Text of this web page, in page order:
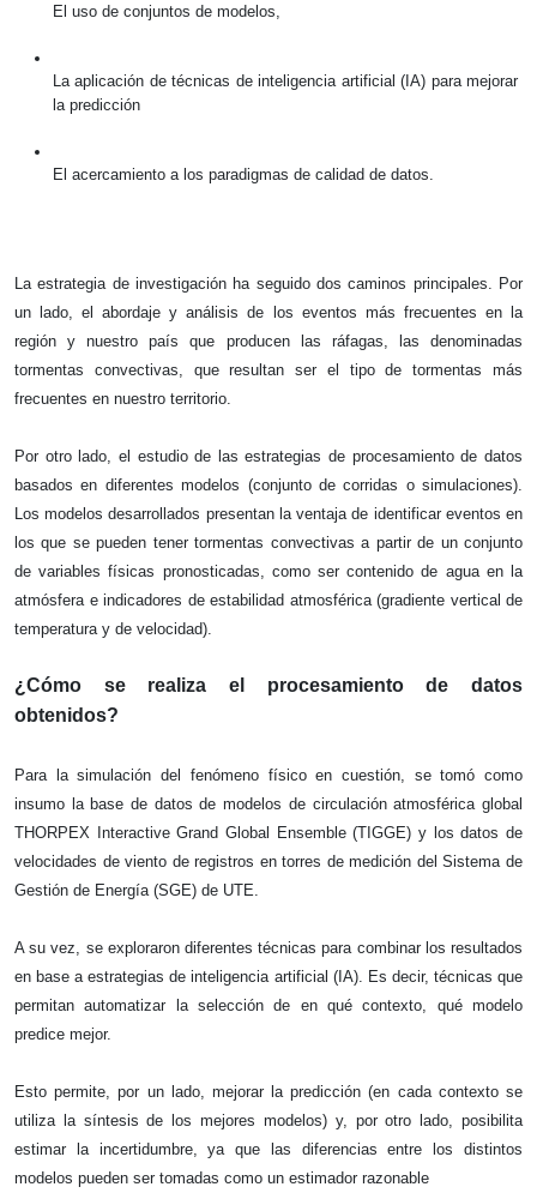
El uso de conjuntos de modelos,
La aplicación de técnicas de inteligencia artificial (IA) para mejorar
la predicción
El acercamiento a los paradigmas de calidad de datos.
La estrategia de investigación ha seguido dos caminos principales. Por
un lado, el abordaje y análisis de los eventos más frecuentes en la
región y nuestro país que producen las ráfagas, las denominadas
tormentas convectivas, que resultan ser el tipo de tormentas más
frecuentes en nuestro territorio.
Por otro lado, el estudio de las estrategias de procesamiento de datos
basados en diferentes modelos (conjunto de corridas o simulaciones).
Los modelos desarrollados presentan la ventaja de identificar eventos en
los que se pueden tener tormentas convectivas a partir de un conjunto
de variables físicas pronosticadas, como ser contenido de agua en la
atmósfera e indicadores de estabilidad atmosférica (gradiente vertical de
temperatura y de velocidad).
¿Cómo se realiza el procesamiento de datos
obtenidos?
Para la simulación del fenómeno físico en cuestión, se tomó como
insumo la base de datos de modelos de circulación atmosférica global
THORPEX Interactive Grand Global Ensemble (TIGGE) y los datos de
velocidades de viento de registros en torres de medición del Sistema de
Gestión de Energía (SGE) de UTE.
A su vez, se exploraron diferentes técnicas para combinar los resultados
en base a estrategias de inteligencia artificial (IA). Es decir, técnicas que
permitan automatizar la selección de en qué contexto, qué modelo
predice mejor.
Esto permite, por un lado, mejorar la predicción (en cada contexto se
utiliza la síntesis de los mejores modelos) y, por otro lado, posibilita
estimar la incertidumbre, ya que las diferencias entre los distintos
modelos pueden ser tomadas como un estimador razonable